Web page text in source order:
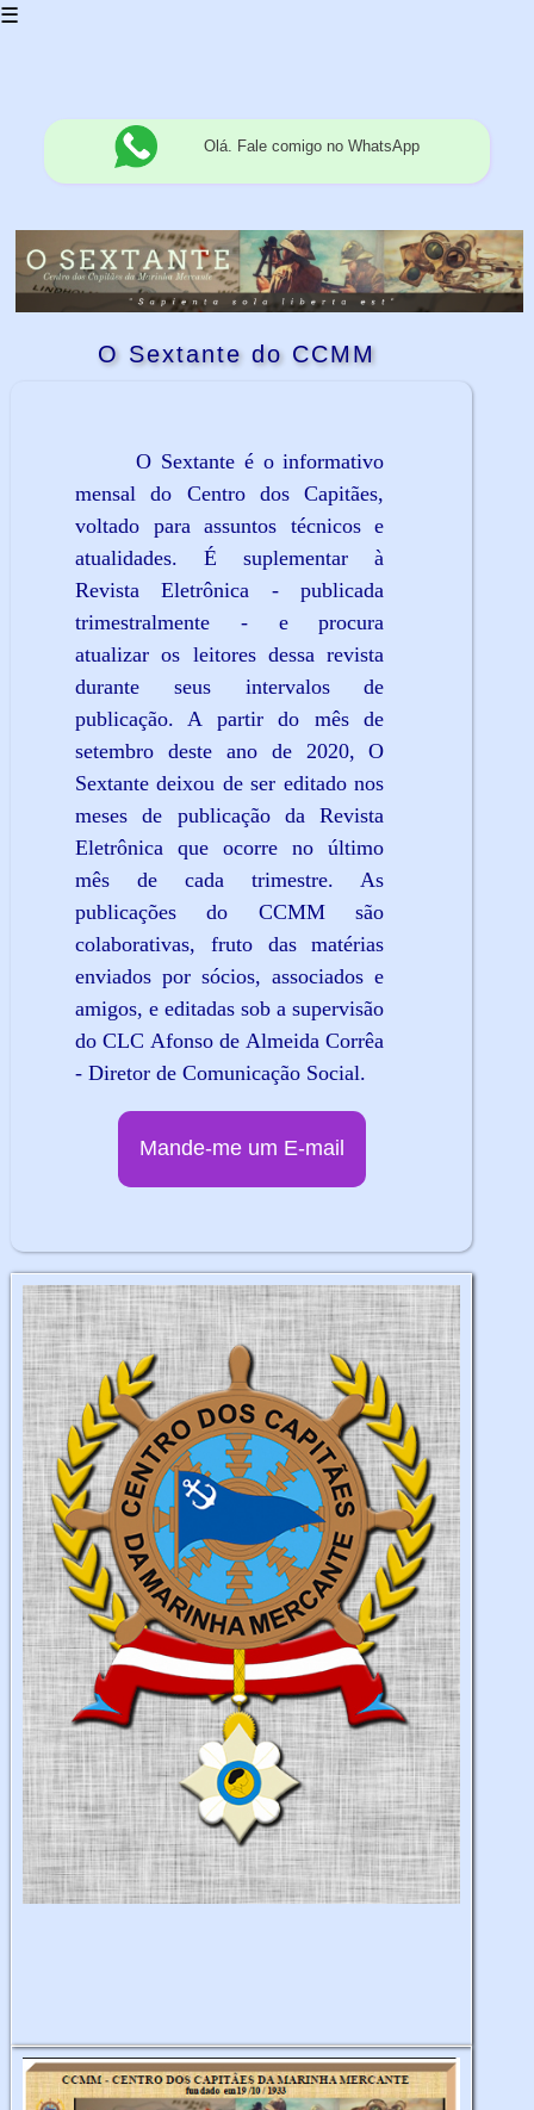
☰
Olá. Fale comigo no WhatsApp
O Sextante do CCMM
O Sextante é o informativo
mensal do Centro dos Capitães,
voltado para assuntos técnicos e
atualidades. É suplementar à
Revista Eletrônica - publicada
trimestralmente - e procura
atualizar os leitores dessa revista
durante seus intervalos de
publicação. A partir do mês de
setembro deste ano de 2020, O
Sextante deixou de ser editado nos
meses de publicação da Revista
Eletrônica que ocorre no último
mês de cada trimestre. As
publicações do CCMM são
colaborativas, fruto das matérias
enviados por sócios, associados e
amigos, e editadas sob a supervisão
do CLC Afonso de Almeida Corrêa
- Diretor de Comunicação Social.
Mande-me um E-mail